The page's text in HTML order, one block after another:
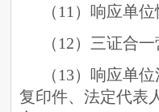
（ 11）响应单
（ 12）三证合
（ 13）响应单
复印件、法定代表